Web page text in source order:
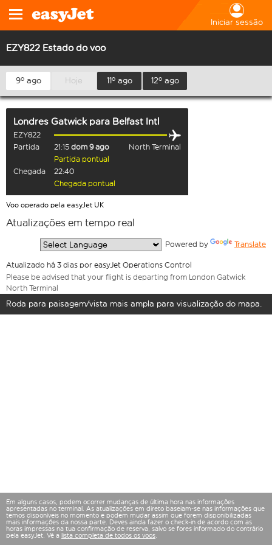
Iniciar sessão
EZY822 Estado do voo
9º ago Hoje 11º ago 12º ago
Londres Gatwick para Belfast Intl
EZY822
Partida
21:15 dom 9 ago
North Terminal
Partida pontual
Chegada
22:40
Chegada pontual
Voo operado pela easyJet UK
Atualizações em tempo real
Powered by Translate
Atualizado há 3 dias por easyJet Operations Control
Please be advised that your flight is departing from London Gatwick
North Terminal
Roda para paisagem/vista mais ampla para visualização do mapa.
Em alguns casos, podem ocorrer mudanças de última hora nas informações
apresentadas no terminal. As atualizações em direto baseiam-se nas informações que
temos disponíveis no momento e podem mudar assim que forem disponibilizadas
mais informações da nossa parte. Deves ainda fazer o check-in de acordo com as
horas impressas na tua confirmação de reserva, salvo se fores informado do contrário
pela easyJet. Vê a lista completa de todos os voos.